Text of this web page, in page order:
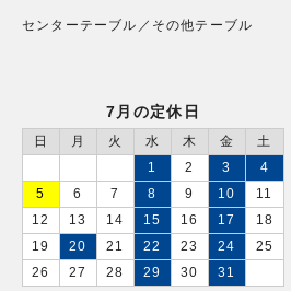
センターテーブル／その他テーブル
7月の定休日
日 月 火 水 木 金
土
1
2 3
4
5
6 7 8 9 10
11
12
13 14 15 16 17
18
19
20 21 22 23 24
25
26
27 28 29 30 31